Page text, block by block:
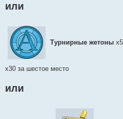
или
Турнирные жетоны
х30 за шестое место
или